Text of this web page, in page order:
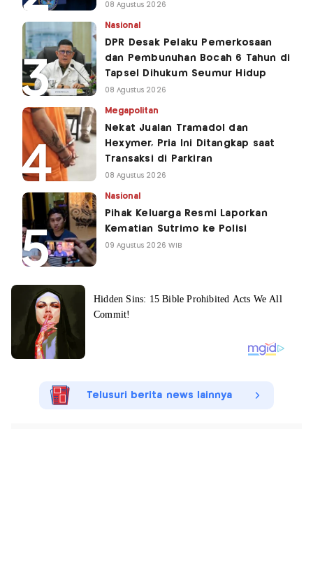
08 Agustus 2026
Nasional
DPR Desak Pelaku Pemerkosaan
dan Pembunuhan Bocah 6 Tahun di
Tapsel Dihukum Seumur Hidup
08 Agustus 2026
Megapolitan
Nekat Jualan Tramadol dan
Hexymer, Pria Ini Ditangkap saat
Transaksi di Parkiran
08 Agustus 2026
Nasional
Pihak Keluarga Resmi Laporkan
Kematian Sutrimo ke Polisi
09 Agustus 2026 WIB
Telusuri berita news lainnya